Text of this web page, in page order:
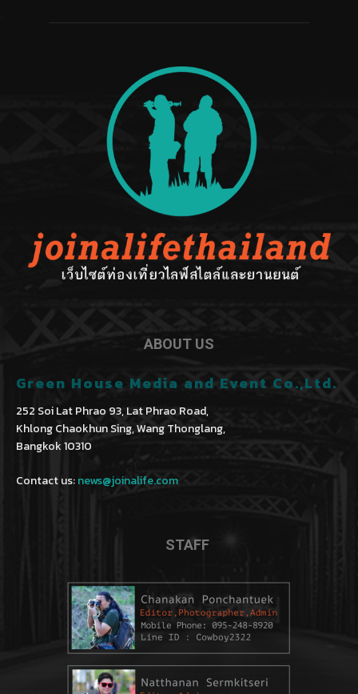
ABOUT US
Green House Media and Event Co.,Ltd.
252 Soi Lat Phrao 93, Lat Phrao Road,
Khlong Chaokhun Sing, Wang Thonglang,
Bangkok 10310
Contact us:news@joinalife.com
STAFF